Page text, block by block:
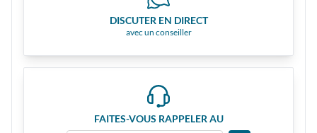
DISCUTER EN DIRECT
avec un conseiller
FAITES-VOUS RAPPELER AU